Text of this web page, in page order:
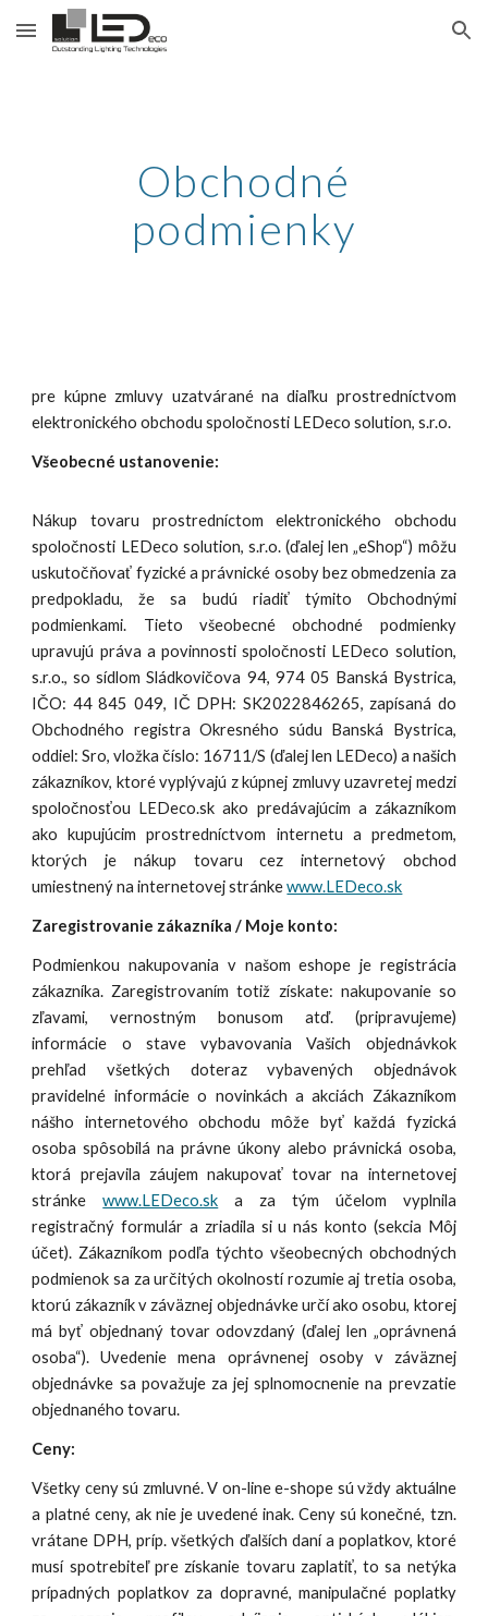
Skip to main content Skip to navigation
Obchodné
podmienky
pre kúpne zmluvy uzatvárané na diaľku prostredníctvom
elektronického obchodu spoločnosti LEDeco solution, s.r.o.
Všeobecné ustanovenie:
Nákup tovaru prostredníctom elektronického obchodu
spoločnosti LEDeco solution, s.r.o. (ďalej len „eShop“) môžu
uskutočňovať fyzické a právnické osoby bez obmedzenia za
predpokladu, že sa budú riadiť týmito Obchodnými
podmienkami. Tieto všeobecné obchodné podmienky
upravujú práva a povinnosti spoločnosti LEDeco solution,
s.r.o., so sídlom Sládkovičova 94, 974 05 Banská Bystrica,
IČO: 44 845 049, IČ DPH: SK2022846265, zapísaná do
Obchodného registra Okresného súdu Banská Bystrica,
oddiel: Sro, vložka číslo: 16711/S (ďalej len LEDeco) a našich
zákazníkov, ktoré vyplývajú z kúpnej zmluvy uzavretej medzi
spoločnosťou LEDeco.sk ako predávajúcim a zákazníkom
ako kupujúcim prostredníctvom internetu a predmetom,
ktorých je nákup tovaru cez internetový obchod
umiestnený na internetovej stránkewww.LEDeco.sk
Zaregistrovanie zákazníka / Moje konto:
Podmienkou nakupovania v našom eshope je registrácia
zákazníka. Zaregistrovaním totiž získate: nakupovanie so
zľavami, vernostným bonusom atď. (pripravujeme)
informácie o stave vybavovania Vašich objednávkok
prehľad všetkých doteraz vybavených objednávok
pravidelné informácie o novinkách a akciách Zákazníkom
nášho internetového obchodu môže byť každá fyzická
osoba spôsobilá na právne úkony alebo právnická osoba,
ktorá prejavila záujem nakupovať tovar na internetovej
stránkewww.LEDeco.sk a za tým účelom vyplnila
registračný formulár a zriadila si u nás konto (sekcia Môj
účet). Zákazníkom podľa týchto všeobecných obchodných
podmienok sa za určitých okolností rozumie aj tretia osoba,
ktorú zákazník v záväznej objednávke určí ako osobu, ktorej
má byť objednaný tovar odovzdaný (ďalej len „oprávnená
osoba“). Uvedenie mena oprávnenej osoby v záväznej
objednávke sa považuje za jej splnomocnenie na prevzatie
objednaného tovaru.
Ceny:
Všetky ceny sú zmluvné. V on-line e-shope sú vždy aktuálne
a platné ceny, ak nie je uvedené inak. Ceny sú konečné, tzn.
vrátane DPH, príp. všetkých ďalších daní a poplatkov, ktoré
musí spotrebiteľ pre získanie tovaru zaplatiť, to sa netýka
prípadných poplatkov za dopravné, manipulačné poplatky